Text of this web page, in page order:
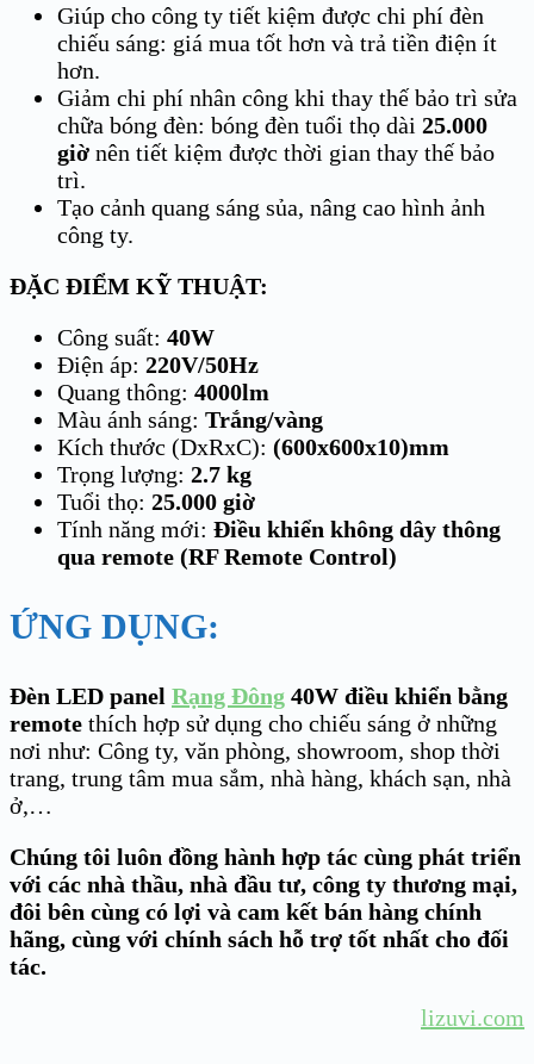
Giúp cho công ty tiết kiệm được chi phí đèn
chiếu sáng: giá mua tốt hơn và trả tiền điện ít
hơn.
Giảm chi phí nhân công khi thay thế bảo trì sửa
chữa bóng đèn: bóng đèn tuổi thọ dài 25.000
giờ nên tiết kiệm được thời gian thay thế bảo
trì.
Tạo cảnh quang sáng sủa, nâng cao hình ảnh
công ty.
ĐẶC ĐIỂM KỸ THUẬT:
Công suất: 40W
Điện áp: 220V/50Hz
Quang thông: 4000lm
Màu ánh sáng: Trắng/vàng
Kích thước (DxRxC): (600x600x10)mm
Trọng lượng: 2.7 kg
Tuổi thọ: 25.000 giờ
Tính năng mới: Điều khiển không dây thông
qua remote (RF Remote Control)
ỨNG DỤNG:
Đèn LED panel Rạng Đông 40W điều khiển bằng
remote thích hợp sử dụng cho chiếu sáng ở những
nơi như: Công ty, văn phòng, showroom, shop thời
trang, trung tâm mua sắm, nhà hàng, khách sạn, nhà
ở,…
Chúng tôi luôn đồng hành hợp tác cùng phát triển
với các nhà thầu, nhà đầu tư, công ty thương mại,
đôi bên cùng có lợi và cam kết bán hàng chính
hãng, cùng với chính sách hỗ trợ tốt nhất cho đối
tác.
lizuvi.com